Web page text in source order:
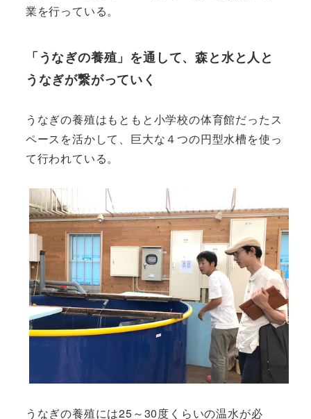
業を行っている。
「うなぎの養殖」を通して、森と水と人と
うなぎが繋がっていく
うなぎの養殖はもともと小学校の体育館だったス
ペースを活かして、巨大な４つの円型水槽を使っ
て行われている。
うなぎの養殖には25～30度くらいの温水が必